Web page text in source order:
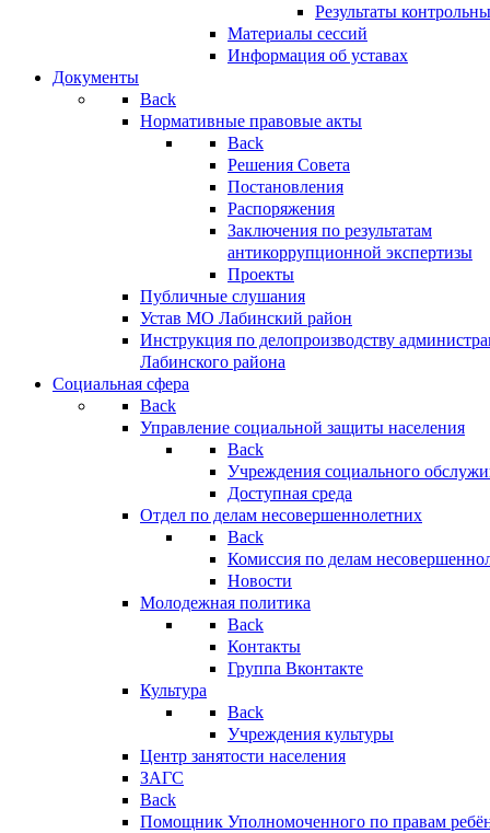
Результаты
Материалы сессий
Информация об уставах
Документы
Back
Нормативные правовые акты
Back
Решения Совета
Постановления
Распоряжения
Заключения по результатам
антикоррупционной экспертизы
Проекты
Публичные слушания
Устав МО Лабинский район
Инструкция по делопроизводству
Лабинского района
Социальная сфера
Back
Управление социальной защиты населения
Back
Учреждения социального
Доступная среда
Отдел по делам несовершеннолетних
Back
Комиссия по делам
Новости
Молодежная политика
Back
Контакты
Группа Вконтакте
Культура
Back
Учреждения культуры
Центр занятости населения
ЗАГС
Back
Помощник Уполномоченного по правам